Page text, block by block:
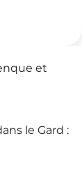
et
le Gard :